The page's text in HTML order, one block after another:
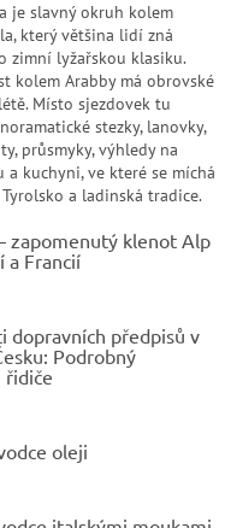
je slavný okruh kolem
který většina lidí zná
zimní lyžařskou klasiku.
kolem Arabby má obrovské
Místo sjezdovek tu
stezky, lanovky,
průsmyky, výhledy na
a kuchyni, ve které se míchá
a ladinská tradice.
zapomenutý klenot Alp
a Francií
dopravních předpisů v
Podrobný
řidiče
oleji